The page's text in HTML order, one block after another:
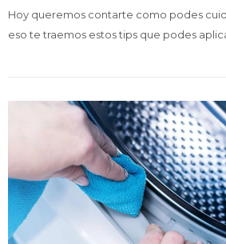
Hoy queremos contarte como podes
eso te traemos estos tips que podes